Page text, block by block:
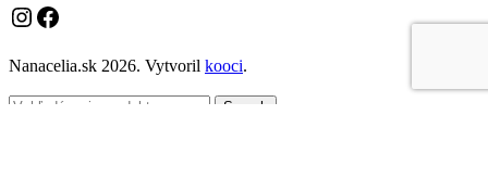
Instagram
Facebook
Nanacelia.sk 2026. Vytvoril kooci.
Search